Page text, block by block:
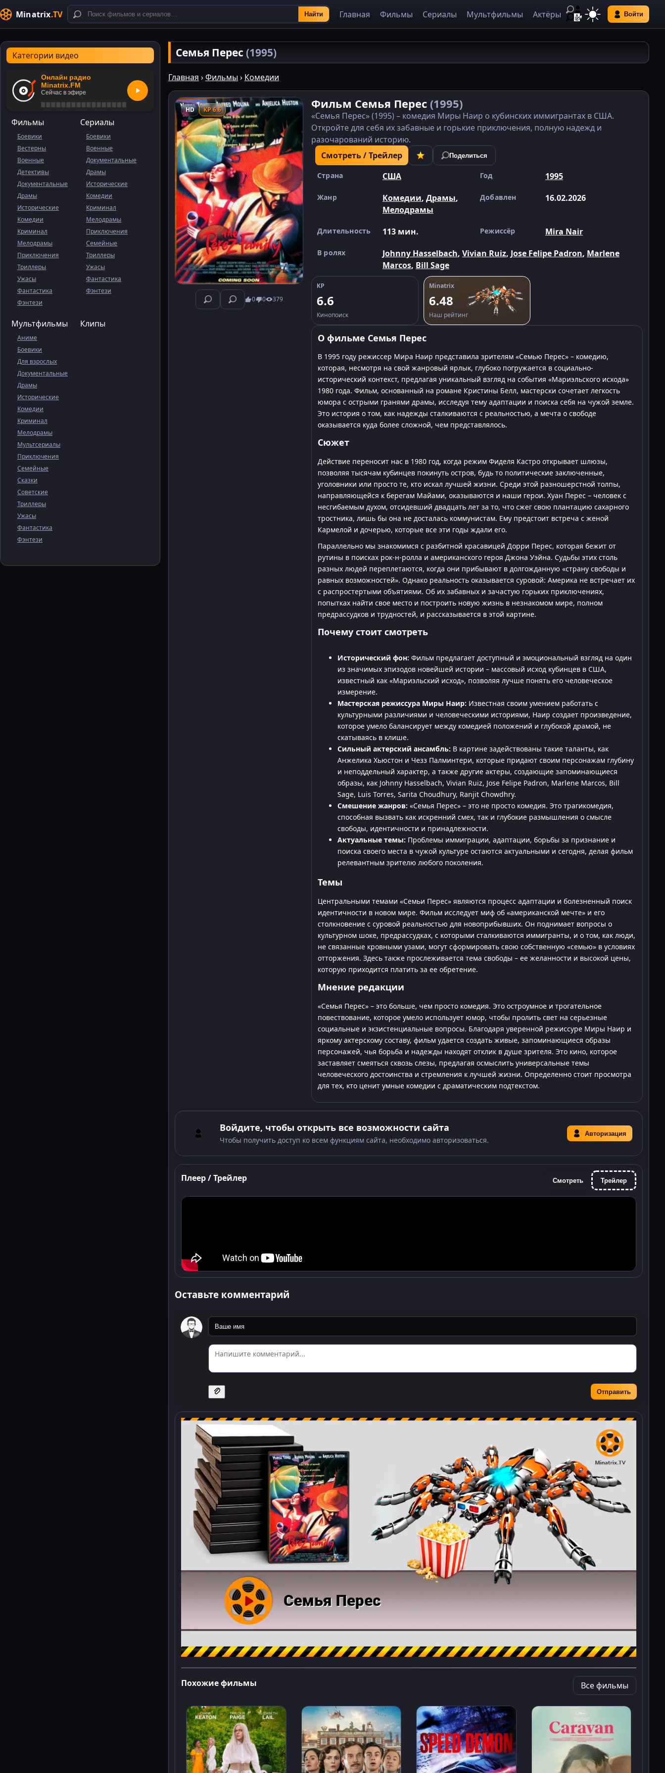
Minatrix.TV Найти Главная Фильмы Сериалы Мультфильмы Актёры Войти
Категории видео
Онлайн радио
Minatrix.FM
Сейчас в эфире
Фильмы
Боевики
Вестерны
Военные
Детективы
Документальные
Драмы
Исторические
Комедии
Криминал
Мелодрамы
Приключения
Триллеры
Ужасы
Фантастика
Фэнтези
Сериалы
Боевики
Военные
Документальные
Драмы
Исторические
Комедии
Криминал
Мелодрамы
Приключения
Семейные
Триллеры
Ужасы
Фантастика
Фэнтези
Мультфильмы
Аниме
Боевики
Для взрослых
Документальные
Драмы
Исторические
Комедии
Криминал
Мелодрамы
Мультсериалы
Приключения
Семейные
Сказки
Советские
Триллеры
Ужасы
Фантастика
Фэнтези
Клипы
Семья Перес (1995)
Главная ›Фильмы › Комедии
HD KP 6.6
0 0 379
Фильм Семья Перес (1995)
«Семья Перес» (1995) – комедия Миры Наир о кубинских иммигрантах в США.
Откройте для себя их забавные и горькие приключения, полную надежд и
разочарований историю.
Смотреть / Трейлер
Поделиться
Страна США Год 1995
Жанр Комедии, Драмы,
Мелодрамы
Добавлен 16.02.2026
Длительность 113 мин. Режиссёр Mira Nair
В ролях Johnny Hasselbach, Vivian Ruiz, Jose Felipe Padron, Marlene
Marcos, Bill Sage
KP
6.6
Кинопоиск
Minatrix
6.48
Наш рейтинг
О фильме Семья Перес
В 1995 году режиссер Мира Наир представила зрителям «Семью Перес» – комедию,
которая, несмотря на свой жанровый ярлык, глубоко погружается в социально-
исторический контекст, предлагая уникальный взгляд на события «Мариэльского исхода»
1980 года. Фильм, основанный на романе Кристины Белл, мастерски сочетает легкость
юмора с острыми гранями драмы, исследуя тему адаптации и поиска себя на чужой земле.
Это история о том, как надежды сталкиваются с реальностью, а мечта о свободе
оказывается куда более сложной, чем представлялось.
Сюжет
Действие переносит нас в 1980 год, когда режим Фиделя Кастро открывает шлюзы,
позволяя тысячам кубинцев покинуть остров, будь то политические заключенные,
уголовники или просто те, кто искал лучшей жизни. Среди этой разношерстной толпы,
направляющейся к берегам Майами, оказываются и наши герои. Хуан Перес – человек с
несгибаемым духом, отсидевший двадцать лет за то, что сжег свою плантацию сахарного
тростника, лишь бы она не досталась коммунистам. Ему предстоит встреча с женой
Кармелой и дочерью, которые все эти годы ждали его.
Параллельно мы знакомимся с разбитной красавицей Дорри Перес, которая бежит от
рутины в поисках рок-н-ролла и американского героя Джона Уэйна. Судьбы этих столь
разных людей переплетаются, когда они прибывают в долгожданную «страну свободы и
равных возможностей». Однако реальность оказывается суровой: Америка не встречает их
с распростертыми объятиями. Об их забавных и зачастую горьких приключениях,
попытках найти свое место и построить новую жизнь в незнакомом мире, полном
предрассудков и трудностей, и рассказывается в этой картине.
Почему стоит смотреть
Исторический фон: Фильм предлагает доступный и эмоциональный взгляд на один
из значимых эпизодов новейшей истории – массовый исход кубинцев в США,
известный как «Мариэльский исход», позволяя лучше понять его человеческое
измерение.
Мастерская режиссура Миры Наир: Известная своим умением работать с
культурными различиями и человеческими историями, Наир создает произведение,
которое умело балансирует между комедией положений и глубокой драмой, не
скатываясь в клише.
Сильный актерский ансамбль: В картине задействованы такие таланты, как
Анжелика Хьюстон и Чезз Палминтери, которые придают своим персонажам глубину
и неподдельный характер, а также другие актеры, создающие запоминающиеся
образы, как Johnny Hasselbach, Vivian Ruiz, Jose Felipe Padron, Marlene Marcos, Bill
Sage, Luis Torres, Sarita Choudhury, Ranjit Chowdhry.
Смешение жанров: «Семья Перес» – это не просто комедия. Это трагикомедия,
способная вызвать как искренний смех, так и глубокие размышления о смысле
свободы, идентичности и принадлежности.
Актуальные темы: Проблемы иммиграции, адаптации, борьбы за признание и
поиска своего места в чужой культуре остаются актуальными и сегодня, делая фильм
релевантным зрителю любого поколения.
Темы
Центральными темами «Семьи Перес» являются процесс адаптации и болезненный поиск
идентичности в новом мире. Фильм исследует миф об «американской мечте» и его
столкновение с суровой реальностью для новоприбывших. Он поднимает вопросы о
культурном шоке, предрассудках, с которыми сталкиваются иммигранты, и о том, как люди,
не связанные кровными узами, могут сформировать свою собственную «семью» в условиях
отторжения. Здесь также прослеживается тема свободы – ее желанности и высокой цены,
которую приходится платить за ее обретение.
Мнение редакции
«Семья Перес» – это больше, чем просто комедия. Это остроумное и трогательное
повествование, которое умело использует юмор, чтобы пролить свет на серьезные
социальные и экзистенциальные вопросы. Благодаря уверенной режиссуре Миры Наир и
яркому актерскому составу, фильм удается создать живые, запоминающиеся образы
персонажей, чья борьба и надежды находят отклик в душе зрителя. Это кино, которое
заставляет смеяться сквозь слезы, предлагая осмыслить универсальные темы
человеческого достоинства и стремления к лучшей жизни. Определенно стоит просмотра
для тех, кто ценит умные комедии с драматическим подтекстом.
Войдите, чтобы открыть все возможности сайта
Чтобы получить доступ ко всем функциям сайта, необходимо авторизоваться.
Авторизация
Плеер / Трейлер Смотреть Трейлер
Оставьте комментарий
Отправить
Похожие фильмы Все фильмы